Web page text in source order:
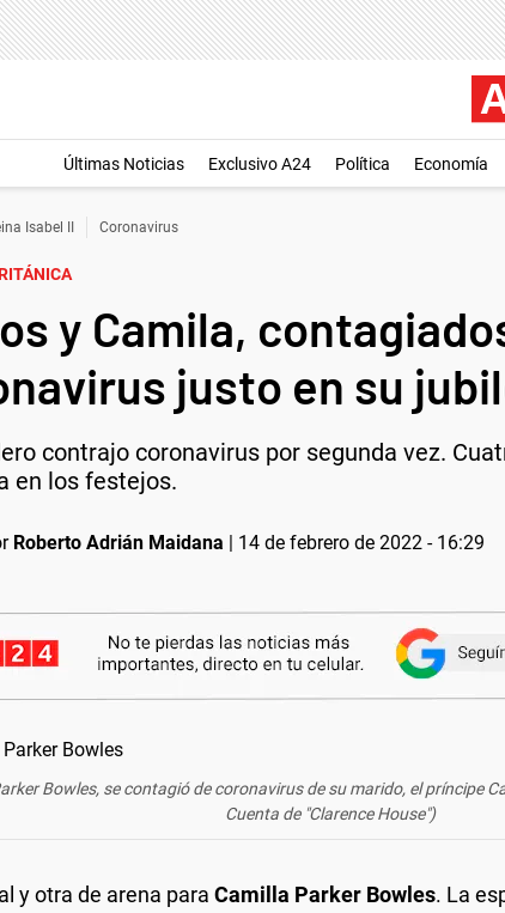
Últimas Noticias Exclusivo A24 Política Economía
Isabel II Coronavirus
y Camila,
justo en su
contrajo coronavirus por segunda vez.
en los festejos.
Roberto Adrián Maidana | 14 de febrero de 2022 - 16:29
Bowles, se contagió de coronavirus de su marido, el príncipe
Cuenta de "Clarence House")
y otra de arena para Camilla Parker Bowles. La